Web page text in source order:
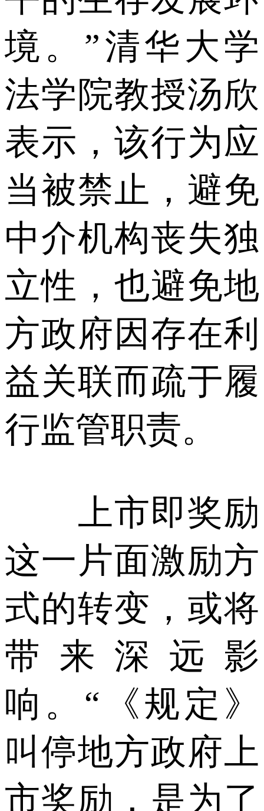
境。”清华大学
法学院教授汤欣
表示，该行为应
当被禁止，避免
中介机构丧失独
立性，也避免地
方政府因存在利
益关联而疏于履
行监管职责。
上市即奖励
这一片面激励方
式的转变，或将
带来深远影
响。“《规定》
叫停地方政府上
市奖励，是为了